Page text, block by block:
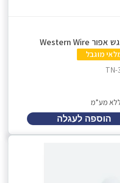
מוגבל
TN-
מע”מ
הוספה לעגלה